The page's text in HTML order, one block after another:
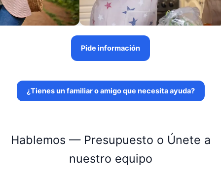
Pide información
¿Tienes un familiar o amigo que necesita ayuda?
Hablemos — Presupuesto o Únete a
nuestro equipo